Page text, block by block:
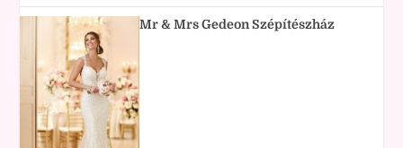
Mr & Mrs Gedeon Szépítészház